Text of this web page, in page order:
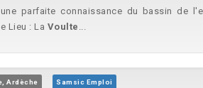
parfaite connaissance du bassin de
Lieu : La Voulte ...
Ardèche Samsic Emploi